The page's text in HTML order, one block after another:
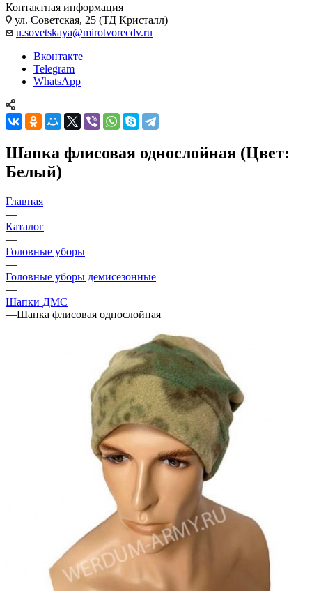
Контактная информация
ул. Советская, 25 (ТД Кристалл)
u.sovetskaya@mirotvorecdv.ru
Вконтакте
Telegram
WhatsApp
Шапка флисовая однослойная (Цвет:
Белый)
Главная
—
Каталог
—
Головные уборы
—
Головные уборы демисезонные
—
Шапки ДМС
—Шапка флисовая однослойная